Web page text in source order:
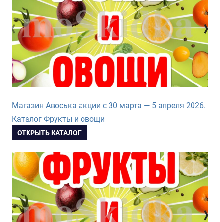
Магазин Авоська акции с 30 марта — 5 апреля 2026.
Каталог Фрукты и овощи
ОТКРЫТЬ КАТАЛОГ